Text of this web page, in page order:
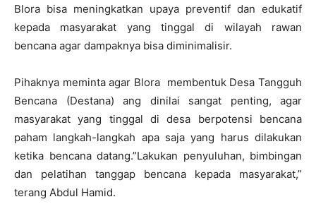
Blora bisa meningkatkan upaya preventif dan edukatif
kepada masyarakat yang tinggal di wilayah rawan
bencana agar dampaknya bisa diminimalisir.
Pihaknya meminta agar Blora membentuk Desa Tangguh
Bencana (Destana) ang dinilai sangat penting, agar
masyarakat yang tinggal di desa berpotensi bencana
paham langkah-langkah apa saja yang harus dilakukan
ketika bencana datang.”Lakukan penyuluhan, bimbingan
dan pelatihan tanggap bencana kepada masyarakat,”
terang Abdul Hamid.